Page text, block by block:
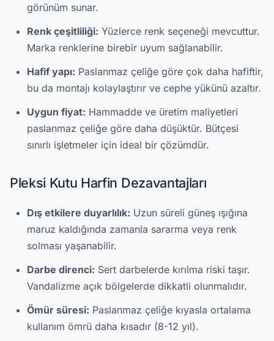
görünüm sunar.
Renk çeşitliliği: Yüzlerce renk seçeneği mevcuttur.
Marka renklerine birebir uyum sağlanabilir.
Hafif yapı: Paslanmaz çeliğe göre çok daha hafiftir,
bu da montajı kolaylaştırır ve cephe yükünü azaltır.
Uygun fiyat: Hammadde ve üretim maliyetleri
paslanmaz çeliğe göre daha düşüktür. Bütçesi
sınırlı işletmeler için ideal bir çözümdür.
Pleksi Kutu Harfin Dezavantajları
Dış etkilere duyarlılık: Uzun süreli güneş ışığına
maruz kaldığında zamanla sararma veya renk
solması yaşanabilir.
Darbe direnci: Sert darbelerde kırılma riski taşır.
Vandalizme açık bölgelerde dikkatli olunmalıdır.
Ömür süresi: Paslanmaz çeliğe kıyasla ortalama
kullanım ömrü daha kısadır (8-12 yıl).